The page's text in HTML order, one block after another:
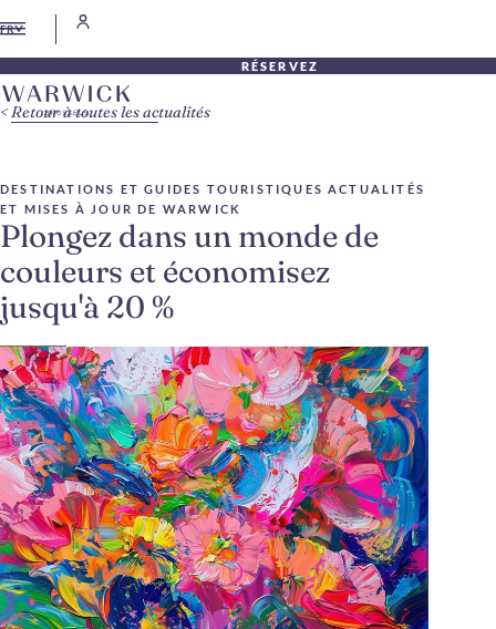
FR
RÉSERVEZ
DESTINATIONS ET GUIDES TOURISTIQUES ACTUALITÉS
ET MISES À JOUR DE WARWICK
Plongez dans un monde de
couleurs et économisez
jusqu'à 20 %
Retour à toutes les actualités